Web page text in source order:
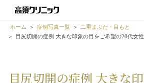
ホーム 症例写真一覧
二重まぶた・目もと
目尻切開の症例 大きな印象の目をご希望の20代女性
目尻切開の症例 大きな